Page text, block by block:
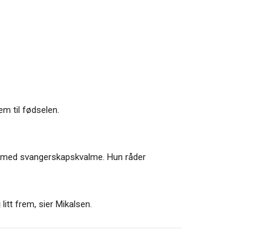
til fødselen.
svangerskapskvalme. Hun råder
frem, sier Mikalsen.